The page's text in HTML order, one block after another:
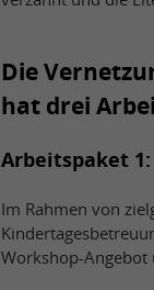
Die
hat drei
Arbeitspaket
Im Rahmen von
Workshop-Angebot